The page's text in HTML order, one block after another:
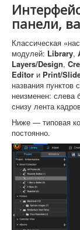
панели,
Классическая
модулей: Library,
Layers/Design,
Editor и Print/
названия пунктов
неизменен: слева
снизу лента
Ниже — типовая
постоянно.